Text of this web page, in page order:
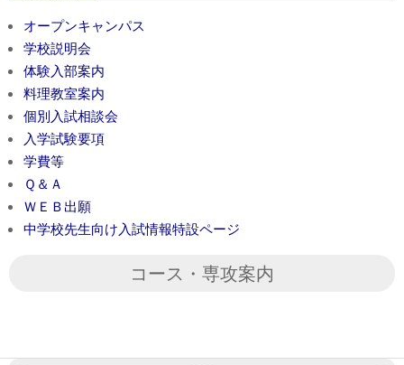
オープンキャンパス
学校説明会
体験入部案内
料理教室案内
個別入試相談会
入学試験要項
学費等
Ｑ＆Ａ
ＷＥＢ出願
中学校先生向け入試情報特設ページ
コース・専攻案内